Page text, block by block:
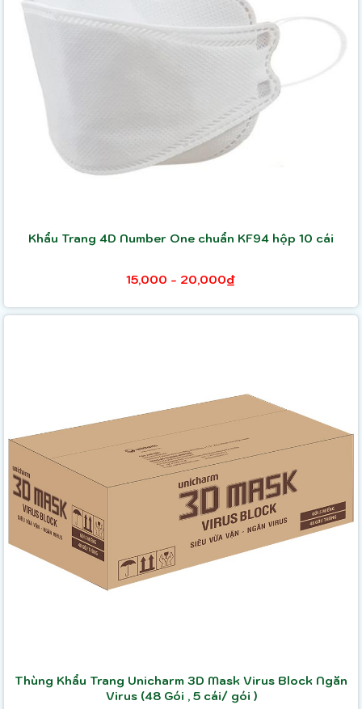
Khẩu Trang 4D Number One chuẩn KF94 hộp 10 cái
15,000 - 20,000₫
Thùng Khẩu Trang Unicharm 3D Mask Virus Block Ngăn
Virus (48 Gói , 5 cái/ gói )